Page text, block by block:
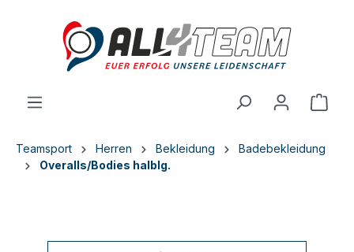
Teamsport Herren Bekleidung
Badebekleidung
Overalls/Bodies halblg.